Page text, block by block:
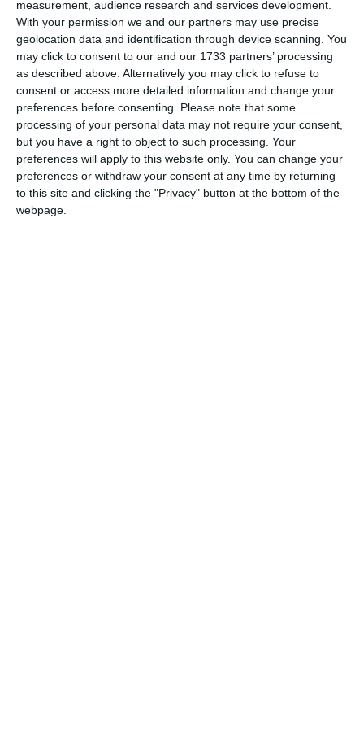
measurement, audience research and services development.
With your permission we and our partners may use precise
geolocation data and identification through device scanning. You
may click to consent to our and our 1733 partners’ processing
as described above. Alternatively you may click to refuse to
consent or access more detailed information and change your
preferences before consenting.
Please note that some
processing of your personal data may not require your consent,
but you have a right to object to such processing. Your
preferences will apply to this website only. You can change your
preferences or withdraw your consent at any time by returning
to this site and clicking the "Privacy" button at the bottom of the
webpage.
arestare preventivă a inculpatului, pentru o perioadă de 30
de zile.
Activitățile de urmărire penală au fost realizate
împreună cu polițiști din cadrul Brigăzii de
Combatere a Criminalității Organizate
București.
Acțiunea a beneficiat de sprijinul polițiștilor
din cadrul DGPMB și jandarmilor Brigăzii
Speciale de Intervenție a Jandarmeriei.
Facem precizarea că, pe parcursul întregului